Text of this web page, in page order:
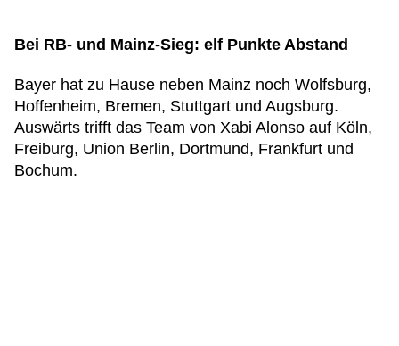
Bei RB- und Mainz-Sieg: elf Punkte Abstand
Bayer hat zu Hause neben Mainz noch Wolfsburg,
Hoffenheim, Bremen, Stuttgart und Augsburg.
Auswärts trifft das Team von Xabi Alonso auf Köln,
Freiburg, Union Berlin, Dortmund, Frankfurt und
Bochum.